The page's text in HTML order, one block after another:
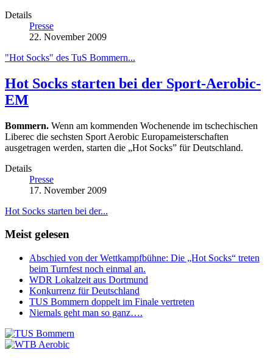
Details
Presse
22. November 2009
"Hot Socks" des TuS Bommern...
Hot Socks starten bei der Sport-Aerobic-
EM
Bommern. Wenn am kommenden Wochenende im tschechischen
Liberec die sechsten Sport Aerobic Europameisterschaften
ausgetragen werden, starten die „Hot Socks” für Deutschland.
Details
Presse
17. November 2009
Hot Socks starten bei der...
Meist gelesen
Abschied von der Wettkampfbühne: Die „Hot Socks“ treten
beim Turnfest noch einmal an.
WDR Lokalzeit aus Dortmund
Konkurrenz für Deutschland
TUS Bommern doppelt im Finale vertreten
Niemals geht man so ganz….